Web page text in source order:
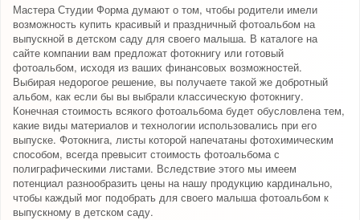
Мастера Студии Форма думают о том, чтобы родители имели
возможность купить красивый и праздничный фотоальбом на
выпускной в детском саду для своего малыша. В каталоге на
сайте компании вам предложат фотокнигу или готовый
фотоальбом, исходя из ваших финансовых возможностей.
Выбирая недорогое решение, вы получаете такой же добротный
альбом, как если бы вы выбрали классическую фотокнигу.
Конечная стоимость всякого фотоальбома будет обусловлена тем,
какие виды материалов и технологии использовались при его
выпуске. Фотокнига, листы которой напечатаны фотохимическим
способом, всегда превысит стоимость фотоальбома с
полиграфическими листами. Вследствие этого мы имеем
потенциал разнообразить цены на нашу продукцию кардинально,
чтобы каждый мог подобрать для своего малыша фотоальбом к
выпускному в детском саду.